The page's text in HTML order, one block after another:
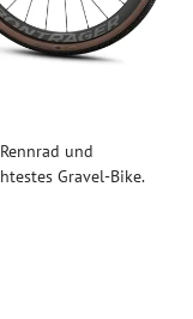
und
Gravel-Bike.